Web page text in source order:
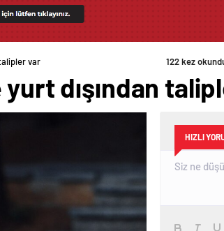
var 122 kez
yurt dışından
HIZLI